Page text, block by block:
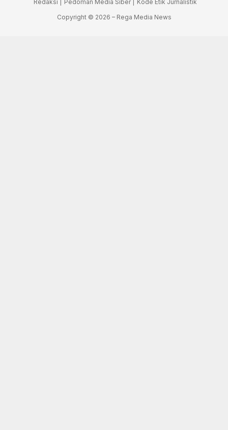
Redaksi | Pedoman Media Siber |
Kode Etik Jurnalistik
Copyright © 2026 – Rega Media News